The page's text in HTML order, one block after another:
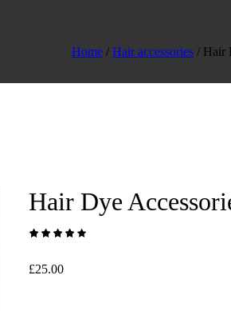
Home / Hair accessories / Hair
Hair Dye
£25.00